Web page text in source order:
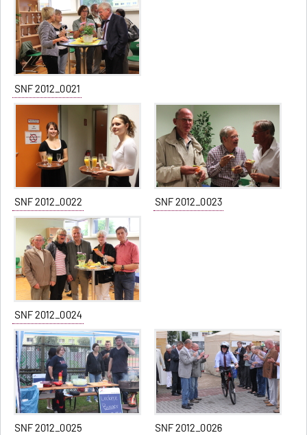
SNF 2012_0021
SNF 2012_0022 SNF 2012_0023
SNF 2012_0024
SNF 2012_0025 SNF 2012_0026